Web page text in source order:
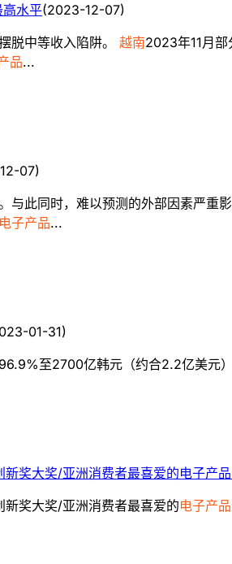
水平(2023-12-07)
脱中等收入陷阱。 越南2023年11月部
品...
07)
与此同时，难以预测的外部因素严重
电子产品...
01-31)
至2700亿韩元（约合2.2亿美元
奖大奖/亚洲消费者最喜爱的电子产
新奖大奖/亚洲消费者最喜爱的电子产品